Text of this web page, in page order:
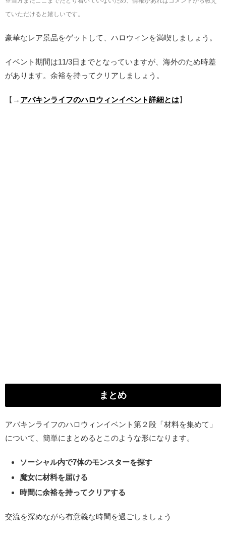
ていただけると嬉しいです。
豪華なレア景品をゲットして、ハロウィンを満喫しましょう。
イベント期間は11/3日までとなっていますが、海外のため時差
があります。余裕を持ってクリアしましょう。
【→ アバキンライフのハロウィンイベント詳細とは】
まとめ
アバキンライフのハロウィンイベント第２段「材料を集めて」
について、簡単にまとめるとこのような形になります。
ソーシャル内で7体のモンスターを探す
魔女に材料を届ける
時間に余裕を持ってクリアする
交流を深めながら有意義な時間を過ごしましょう